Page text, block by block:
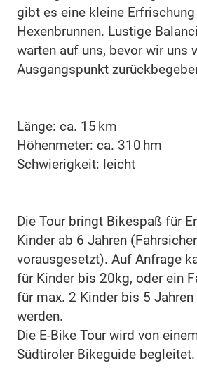
gibt es eine kleine
Hexenbrunnen. Lustige
warten auf uns, bevor wir uns
Ausgangspunkt
Länge: ca. 15 km
Höhenmeter: ca. 310 hm
Schwierigkeit: leicht
Die Tour bringt Bikespaß für
Kinder ab 6 Jahren
vorausgesetzt). Auf Anfrage
für Kinder bis 20kg, oder ein
für max. 2 Kinder bis 5 Jahren
werden.
Die E-Bike Tour wird von
Südtiroler Bikeguide begleitet.